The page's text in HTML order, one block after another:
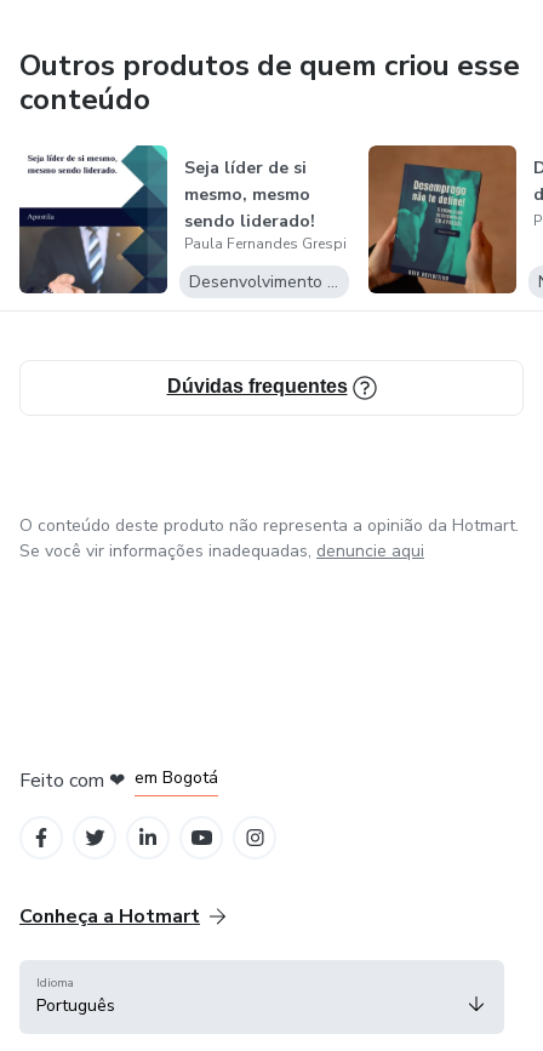
as pessoas a saírem do desemprego, pois é um problema
que assola uma grande quantidade de pessoas em nosso
cenário atual.
Outros produtos de quem criou esse
conteúdo
Seja líder de si
mesmo, mesmo
sendo liderado!
Paula Fernandes Grespi
Desenvolvimento Pessoal
Dúvidas frequentes
O conteúdo deste produto não representa a opinião da Hotmart.
Se você vir informações inadequadas, denuncie aqui
Feito com ❤ em Bogotá
Conheça a Hotmart
Idioma
Português